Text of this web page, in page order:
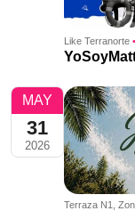
Like Terranorte •
MAY
31
2026
Terraza N1,